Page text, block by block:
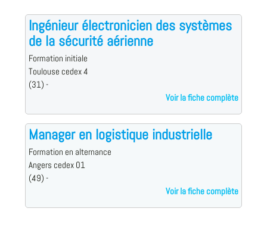
Ingénieur électronicien des systèmes
de la sécurité aérienne
Formation initiale
Toulouse cedex 4
(31) -
Voir la fiche complète
Manager en logistique industrielle
Formation en alternance
Angers cedex 01
(49) -
Voir la fiche complète